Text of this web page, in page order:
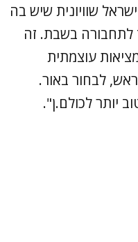
שוויונית שיש בה
לתחבורה בשבת. זה
עוצמתית
לבחור באור.
יותר לכולם.ן".